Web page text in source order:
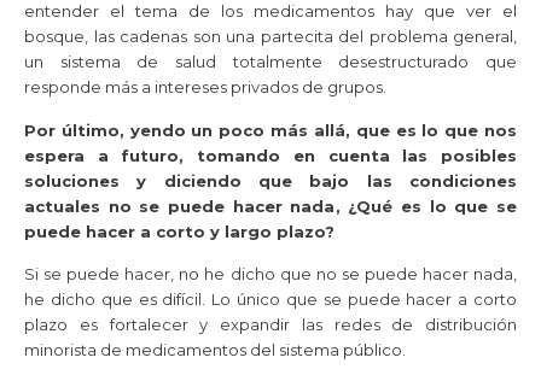
entender el tema de los medicamentos hay que ver el
bosque, las cadenas son una partecita del problema general,
un sistema de salud totalmente desestructurado que
responde más a intereses privados de grupos.
Por último, yendo un poco más allá, que es lo que nos
espera a futuro, tomando en cuenta las posibles
soluciones y diciendo que bajo las condiciones
actuales no se puede hacer nada, ¿Qué es lo que se
puede hacer a corto y largo plazo?
Si se puede hacer, no he dicho que no se puede hacer nada,
he dicho que es difícil. Lo único que se puede hacer a corto
plazo es fortalecer y expandir las redes de distribución
minorista de medicamentos del sistema público.